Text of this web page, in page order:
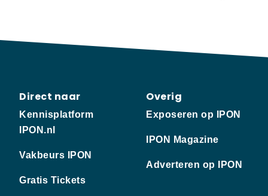
Direct naar
Kennisplatform
IPON.nl
Vakbeurs IPON
Gratis Tickets
Overig
Exposeren op IPON
IPON Magazine
Adverteren op IPON